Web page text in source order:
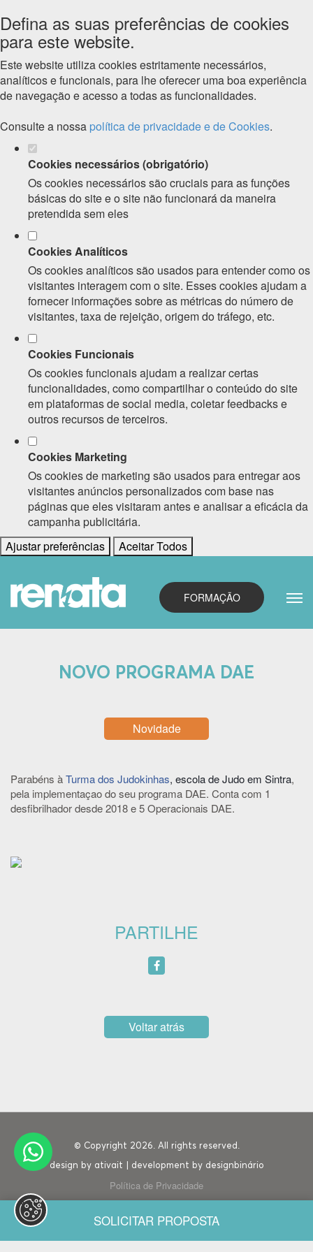
Defina as suas preferências de cookies
para este website.
Este website utiliza cookies estritamente necessários,
analíticos e funcionais, para lhe oferecer uma boa experiência
de navegação e acesso a todas as funcionalidades.
Consulte a nossa política de privacidade e de Cookies.
Cookies necessários (obrigatório)
Os cookies necessários são cruciais para as funções
básicas do site e o site não funcionará da maneira
pretendida sem eles
Cookies Analíticos
Os cookies analíticos são usados para entender como os
visitantes interagem com o site. Esses cookies ajudam a
fornecer informações sobre as métricas do número de
visitantes, taxa de rejeição, origem do tráfego, etc.
Cookies Funcionais
Os cookies funcionais ajudam a realizar certas
funcionalidades, como compartilhar o conteúdo do site
em plataformas de social media, coletar feedbacks e
outros recursos de terceiros.
Cookies Marketing
Os cookies de marketing são usados para entregar aos
visitantes anúncios personalizados com base nas
páginas que eles visitaram antes e analisar a eficácia da
campanha publicitária.
Ajustar preferências
Aceitar Todos
SOLICITAR PROPOSTA
FORMAÇÃO
NOVO PROGRAMA DAE
Novidade
Parabéns àTurma dos Judokinhas, escola de Judo em Sintra,
pela implementaçao do seu programa DAE. Conta com 1
desfibrilhador desde 2018 e 5 Operacionais DAE.
PARTILHE
Voltar atrás
© Copyright 2026. All rights reserved.
design by ativait | development by designbinário
Política de Privacidade